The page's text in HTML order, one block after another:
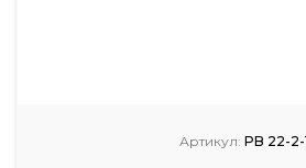
Артикул: PB 22-2-